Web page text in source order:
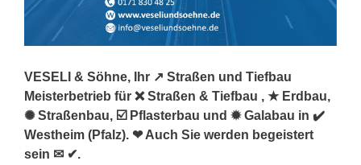
VESELI & Söhne, Ihr ↗️ Straßen und Tiefbau
Meisterbetrieb für ❌ Straßen & Tiefbau , ★ Erdbau,
✺ Straßenbau, ☑️ Pflasterbau und ✹ Galabau in ✔️
Westheim (Pfalz). ❤ Auch Sie werden begeistert
sein ✉ ✔.